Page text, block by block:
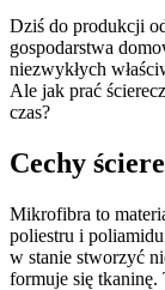
Dziś do produkcji
gospodarstwa
niezwykłych
Ale jak prać
czas?
Cechy
Mikrofibra to
poliestru i
w stanie stworzyć
formuje się tkaninę.